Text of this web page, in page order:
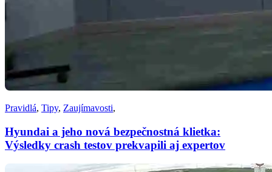
Pravidlá, Tipy, Zaujímavosti,
Hyundai a jeho nová bezpečnostná klietka:
Výsledky crash testov prekvapili aj expertov